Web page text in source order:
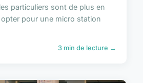
particuliers sont de plus en
pour une micro station
3 min de lecture →